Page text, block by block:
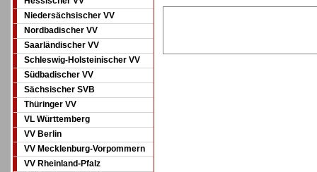
Niedersächsischer VV
Nordbadischer VV
Saarländischer VV
Schleswig-Holsteinischer VV
Südbadischer VV
Sächsischer SVB
Thüringer VV
VL Württemberg
VV Berlin
VV Mecklenburg-Vorpommern
VV Rheinland-Pfalz